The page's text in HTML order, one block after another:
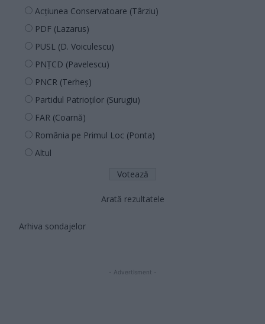
Acțiunea Conservatoare (Târziu)
PDF (Lazarus)
PUSL (D. Voiculescu)
PNȚCD (Pavelescu)
PNCR (Terheș)
Partidul Patrioților (Surugiu)
FAR (Coarnă)
România pe Primul Loc (Ponta)
Altul
Arată rezultatele
Arhiva sondajelor
- Advertisment -